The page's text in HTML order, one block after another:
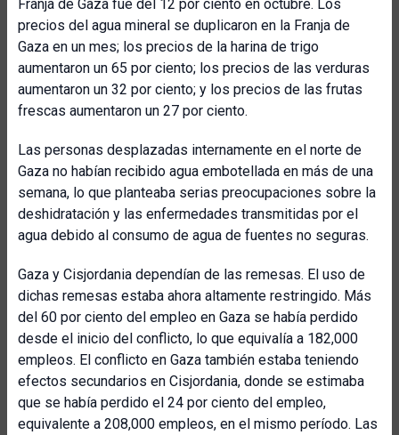
Franja de Gaza fue del 12 por ciento en octubre. Los
precios del agua mineral se duplicaron en la Franja de
Gaza en un mes; los precios de la harina de trigo
aumentaron un 65 por ciento; los precios de las verduras
aumentaron un 32 por ciento; y los precios de las frutas
frescas aumentaron un 27 por ciento.
Las personas desplazadas internamente en el norte de
Gaza no habían recibido agua embotellada en más de una
semana, lo que planteaba serias preocupaciones sobre la
deshidratación y las enfermedades transmitidas por el
agua debido al consumo de agua de fuentes no seguras.
Gaza y Cisjordania dependían de las remesas. El uso de
dichas remesas estaba ahora altamente restringido. Más
del 60 por ciento del empleo en Gaza se había perdido
desde el inicio del conflicto, lo que equivalía a 182,000
empleos. El conflicto en Gaza también estaba teniendo
efectos secundarios en Cisjordania, donde se estimaba
que se había perdido el 24 por ciento del empleo,
equivalente a 208,000 empleos, en el mismo período. Las